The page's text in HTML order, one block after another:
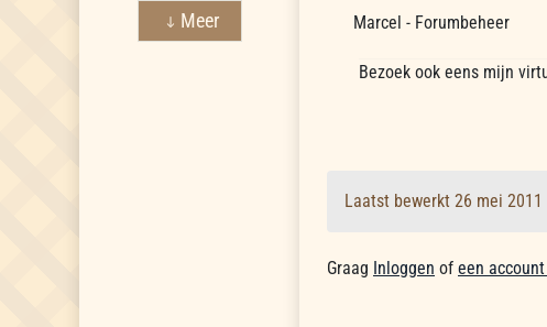
Meer Marcel - Forumbeheer
Bezoek ook eens mijn
Laatst bewerkt 26 mei
Graag Inloggen of een